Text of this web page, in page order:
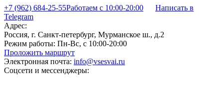
+7 (962) 684-25-55Работаем с 10:00-20:00
Написать в
Telegram
Адрес:
Россия, г. Санкт-петербург, Мурманское ш., д.2
Режим работы: Пн-Вс, с 10:00-20:00
Проложить маршрут
Электронная почта: info@vsesvai.ru
Соцсети и мессенджеры: